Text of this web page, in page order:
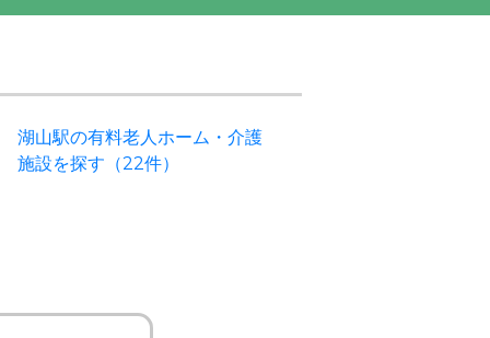
湖山駅の有料老人ホーム・介護
施設を探す（22件）